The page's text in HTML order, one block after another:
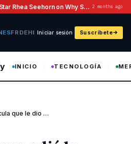
‘Pluribus’ Star Rhea Seehorn on Why She Hasn’t Grilled Vince Gilligan 2 months ago
ESFR DEHI Iniciar sesión Suscríbete
INICIO TECNOLOGÍA
Martin Scorsese odió la película que le dio el mejor director